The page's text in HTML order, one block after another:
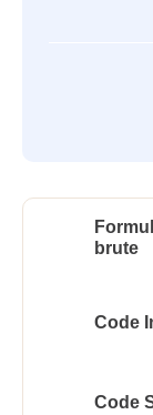
brute
Code
Code